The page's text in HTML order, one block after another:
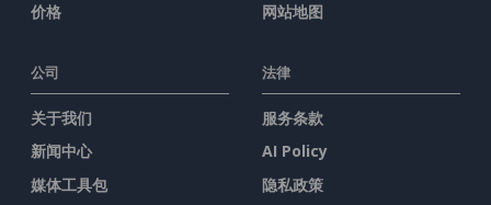
价格
网站地图
公司
关于我们
新闻中心
媒体工具包
法律
服务条款
AI Policy
隐私政策